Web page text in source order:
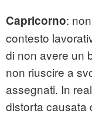
Capricorno:
contesto
di non avere un
non riuscire a
assegnati. In
distorta causata